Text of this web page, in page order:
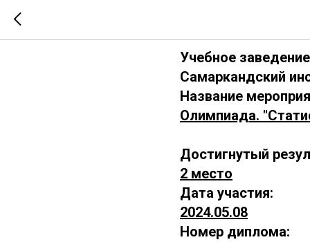
Учебное
Самаркандский
Название
Олимпиада.
Достигнутый
2 место
Дата участия:
2024.05.08
Номер диплома: